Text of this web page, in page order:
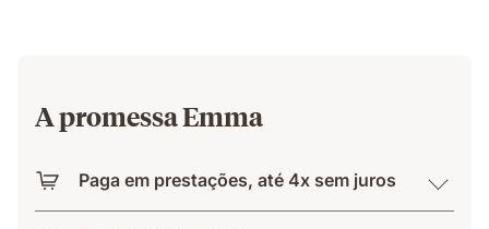
A promessa Emma
Paga em prestações, até 4x sem juros